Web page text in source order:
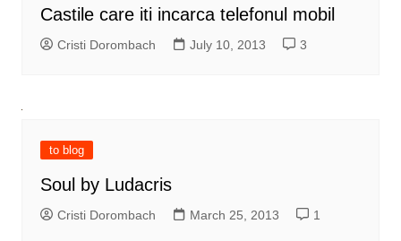
Castile care iti incarca telefonul mobil
Cristi Dorombach July 10, 2013 3
to blog
Soul by Ludacris
Cristi Dorombach March 25, 2013 1